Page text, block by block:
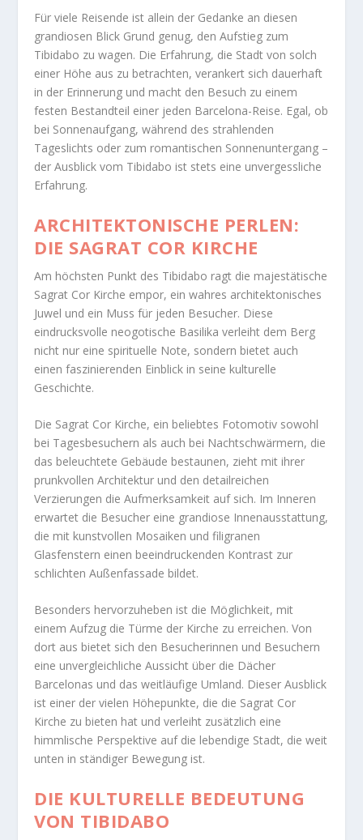
Für viele Reisende ist allein der Gedanke an diesen
grandiosen Blick Grund genug, den Aufstieg zum
Tibidabo zu wagen. Die Erfahrung, die Stadt von solch
einer Höhe aus zu betrachten, verankert sich dauerhaft
in der Erinnerung und macht den Besuch zu einem
festen Bestandteil einer jeden Barcelona-Reise. Egal, ob
bei Sonnenaufgang, während des strahlenden
Tageslichts oder zum romantischen Sonnenuntergang –
der Ausblick vom Tibidabo ist stets eine unvergessliche
Erfahrung.
ARCHITEKTONISCHE PERLEN:
DIE SAGRAT COR KIRCHE
Am höchsten Punkt des Tibidabo ragt die majestätische
Sagrat Cor Kirche empor, ein wahres architektonisches
Juwel und ein Muss für jeden Besucher. Diese
eindrucksvolle neogotische Basilika verleiht dem Berg
nicht nur eine spirituelle Note, sondern bietet auch
einen faszinierenden Einblick in seine kulturelle
Geschichte.
Die Sagrat Cor Kirche, ein beliebtes Fotomotiv sowohl
bei Tagesbesuchern als auch bei Nachtschwärmern, die
das beleuchtete Gebäude bestaunen, zieht mit ihrer
prunkvollen Architektur und den detailreichen
Verzierungen die Aufmerksamkeit auf sich. Im Inneren
erwartet die Besucher eine grandiose Innenausstattung,
die mit kunstvollen Mosaiken und filigranen
Glasfenstern einen beeindruckenden Kontrast zur
schlichten Außenfassade bildet.
Besonders hervorzuheben ist die Möglichkeit, mit
einem Aufzug die Türme der Kirche zu erreichen. Von
dort aus bietet sich den Besucherinnen und Besuchern
eine unvergleichliche Aussicht über die Dächer
Barcelonas und das weitläufige Umland. Dieser Ausblick
ist einer der vielen Höhepunkte, die die Sagrat Cor
Kirche zu bieten hat und verleiht zusätzlich eine
himmlische Perspektive auf die lebendige Stadt, die weit
unten in ständiger Bewegung ist.
DIE KULTURELLE BEDEUTUNG
VON TIBIDABO